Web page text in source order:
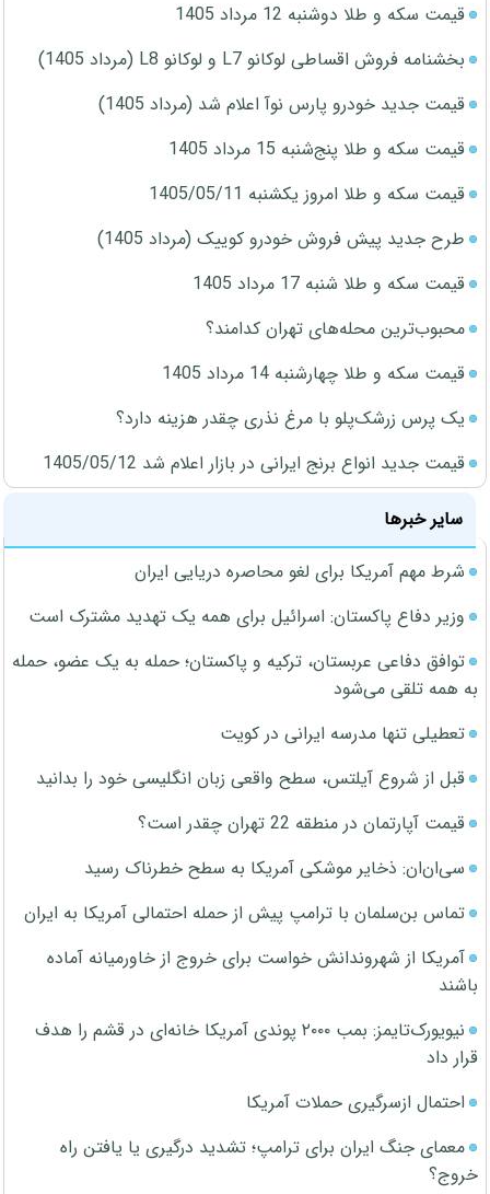
قیمت سکه و طلا دوشنبه 12 مرداد 1405
بخشنامه فروش اقساطی لوکانو L7 و لوکانو L8 (مرداد 1405)
قیمت جدید خودرو پارس نوآ اعلام شد (مرداد 1405)
قیمت سکه و طلا پنج‌شنبه 15 مرداد 1405
قیمت سکه و طلا امروز یکشنبه 1405/05/11
طرح جدید پیش فروش خودرو کوییک (مرداد 1405)
قیمت سکه و طلا شنبه 17 مرداد 1405
محبوب‌ترین محله‌های تهران کدامند؟
قیمت سکه و طلا چهارشنبه 14 مرداد 1405
یک پرس زرشک‌پلو با مرغ نذری چقدر هزینه دارد؟
قیمت جدید انواع برنج ایرانی در بازار اعلام شد 1405/05/12
سایر خبرها
شرط مهم آمریکا برای لغو محاصره دریایی ایران
وزیر دفاع پاکستان: اسرائیل برای همه یک تهدید مشترک است
توافق دفاعی عربستان، ترکیه و پاکستان؛ حمله به یک عضو، حمله
به همه تلقی می‌شود
تعطیلی تنها مدرسه ایرانی در کویت
قبل از شروع آیلتس، سطح واقعی زبان انگلیسی خود را بدانید
قیمت آپارتمان در منطقه 22 تهران چقدر است؟
سی‌ان‌ان: ذخایر موشکی آمریکا به سطح خطرناک رسید
تماس بن‌سلمان با ترامپ پیش از حمله احتمالی آمریکا به ایران
آمریکا از شهروندانش خواست برای خروج از خاورمیانه آماده
باشند
نیویورک‌تایمز: بمب ۲۰۰۰ پوندی آمریکا خانه‌ای در قشم را هدف
قرار داد
احتمال ازسرگیری حملات آمریکا
معمای جنگ ایران برای ترامپ؛ تشدید درگیری یا یافتن راه
خروج؟